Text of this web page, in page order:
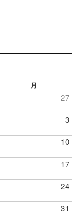
月
27
3
10
17
24
31